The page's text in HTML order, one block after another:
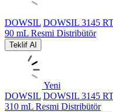
DOWSIL DOWSIL 3145
90 mL Resmi Distribütör
Teklif Al
Yeni
DOWSIL DOWSIL 3145
310 mL Resmi Distribütör